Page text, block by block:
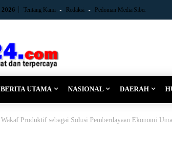
Tentang Kami Redaksi Pedoman Media Siber
BERITA UTAMA NASIONAL DAERAH
Wakaf Produktif sebagai Solusi Pemberdayaan Ekonomi